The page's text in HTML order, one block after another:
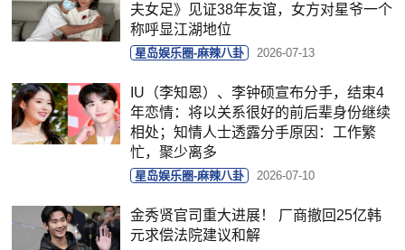
夫女足》见证38年友谊，女方对星爷一个
称呼显江湖地位
星岛娱乐圈-麻辣八卦 2026-07-13
IU（李知恩）、李钟硕宣布分手，结束4
年恋情：将以关系很好的前后辈身份继续
相处；知情人士透露分手原因：工作繁
忙，聚少离多
星岛娱乐圈-麻辣八卦 2026-07-10
金秀贤官司重大进展！ 厂商撤回25亿韩
元求偿法院建议和解